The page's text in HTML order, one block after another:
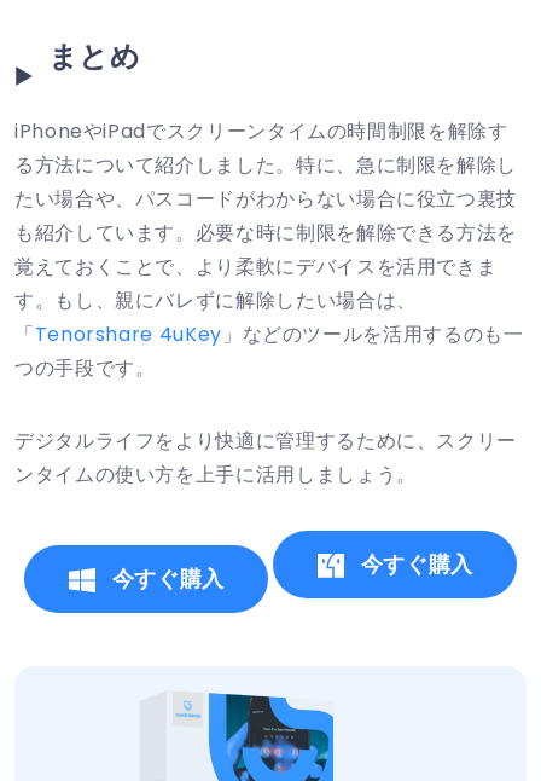
まとめ
iPhoneやiPadでスクリーンタイムの時間制限を解除す
る方法について紹介しました。特に、急に制限を解除し
たい場合や、パスコードがわからない場合に役立つ裏技
も紹介しています。必要な時に制限を解除できる方法を
覚えておくことで、より柔軟にデバイスを活用できま
す。もし、親にバレずに解除したい場合は、
「Tenorshare 4uKey 」などのツールを活用するのも一
つの手段です。
デジタルライフをより快適に管理するために、スクリー
ンタイムの使い方を上手に活用しましょう。
今すぐ購入 今すぐ購入